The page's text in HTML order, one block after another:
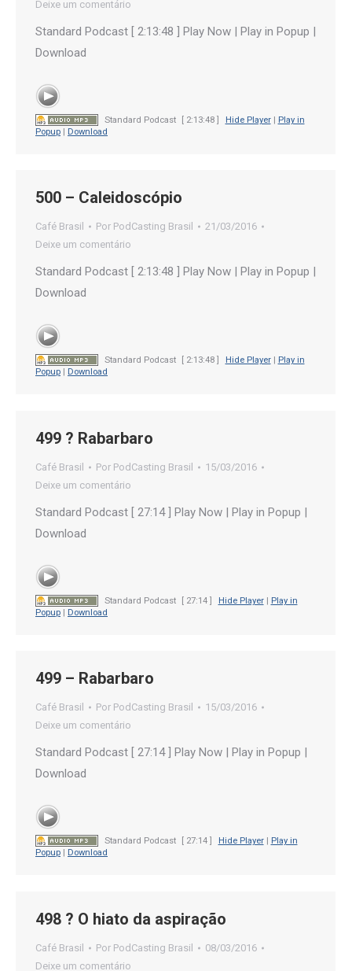
Deixe um comentário
Standard Podcast [ 2:13:48 ] Play Now | Play in Popup |
Download
Standard Podcast [ 2:13:48 ] Hide Player| Play in
Popup
Download
500 – Caleidoscópio
Café Brasil Por PodCasting Brasil
21/03/2016
Deixe um comentário
Standard Podcast [ 2:13:48 ] Play Now | Play in Popup |
Download
Standard Podcast [ 2:13:48 ] Hide Player| Play in
Popup
Download
499 ? Rabarbaro
Café Brasil Por PodCasting Brasil
15/03/2016
Deixe um comentário
Standard Podcast [ 27:14 ] Play Now | Play in Popup |
Download
Standard Podcast [ 27:14 ] Hide Player| Play in
Popup
Download
499 – Rabarbaro
Café Brasil Por PodCasting Brasil
15/03/2016
Deixe um comentário
Standard Podcast [ 27:14 ] Play Now | Play in Popup |
Download
Standard Podcast [ 27:14 ] Hide Player| Play in
Popup
Download
498 ? O hiato da aspiração
Café Brasil Por PodCasting Brasil
08/03/2016
Deixe um comentário